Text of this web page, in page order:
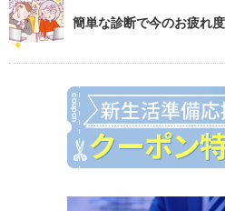
簡単な診断で今のお疲れ